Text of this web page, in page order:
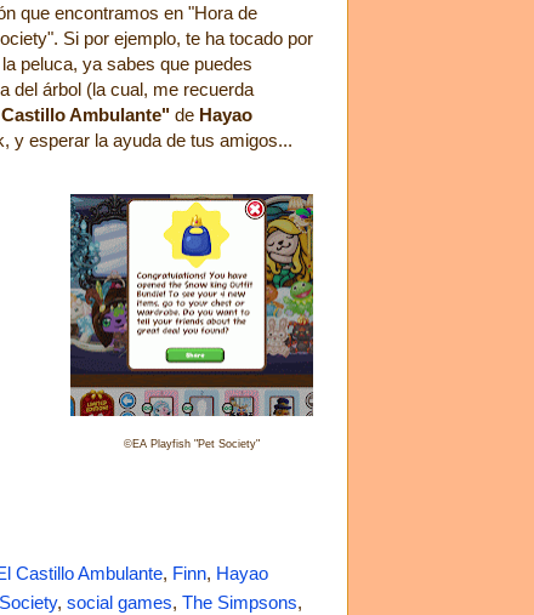
que encontramos en "Hora de
Si por ejemplo, te ha tocado por
peluca, ya sabes que puedes
del árbol (la cual, me recuerda
Ambulante" de Hayao
y esperar la ayuda de tus amigos...
©EA Playfish "Pet Society"
Castillo Ambulante, Finn, Hayao
, social games, The Simpsons,